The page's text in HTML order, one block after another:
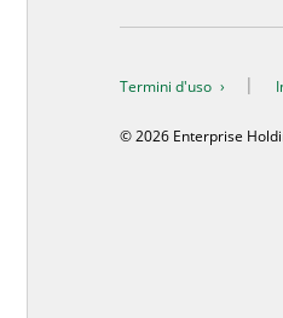
Termini d'uso
© 2026 Enterprise